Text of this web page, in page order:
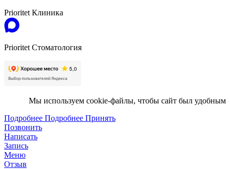
Prioritet Клиника
Prioritet Стоматология
Мы используем cookie-файлы, чтобы сайт был удобным
Подробнее Подробнее Принять
Позвонить
Написать
Запись
Меню
Отзыв